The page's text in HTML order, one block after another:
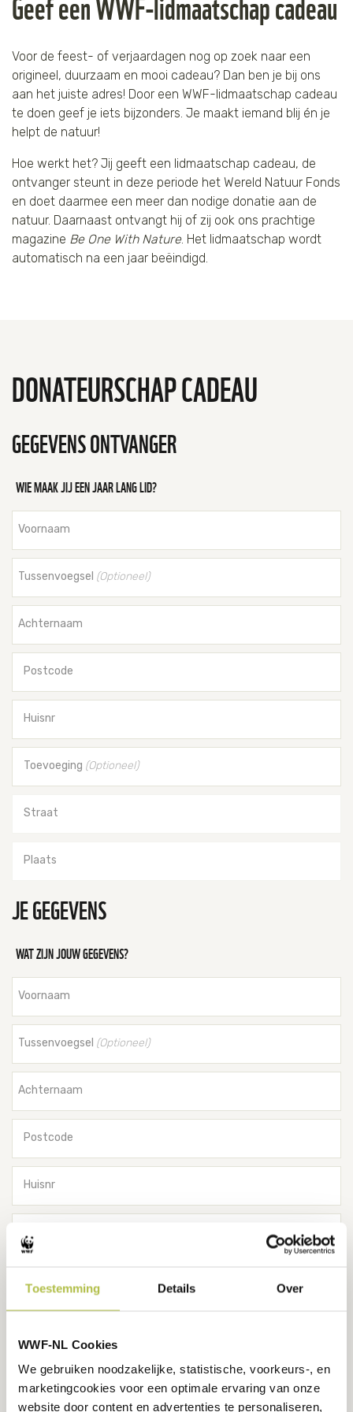
Toestemming Details Over
WWF-NL Cookies
We gebruiken noodzakelijke, statistische, voorkeurs-, en
marketingcookies voor een optimale ervaring van onze
website door content en advertenties te personaliseren,
Voor de feest- of verjaardagen nog op zoek naar een
origineel, duurzaam en mooi cadeau? Dan ben je bij ons
aan het juiste adres! Door een WWF-lidmaatschap cadeau
te doen geef je iets bijzonders. Je maakt iemand blij én je
helpt de natuur!
Hoe werkt het? Jij geeft een lidmaatschap cadeau, de
ontvanger steunt in deze periode het Wereld Natuur Fonds
en doet daarmee een meer dan nodige donatie aan de
natuur. Daarnaast ontvangt hij of zij ook ons prachtige
magazine Be One With Nature. Het lidmaatschap wordt
automatisch na een jaar beëindigd.
DONATEURSCHAP CADEAU
GEGEVENS ONTVANGER
WIE MAAK JIJ EEN JAAR LANG LID?
Voornaam
Tussenvoegsel (Optioneel)
Achternaam
Postcode
Huisnr
Toevoeging (Optioneel)
Straat
Plaats
JE GEGEVENS
WAT ZIJN JOUW GEGEVENS?
Voornaam
Tussenvoegsel (Optioneel)
Achternaam
Postcode
Huisnr
Email
Jaguar
Koraal
Leeuw
Luipaard
Neushoorn
Olifant
Orang-oetan
Tijger
IJsbeer
Zeeschildpad
Kleding & Accessoires
Speelgoed